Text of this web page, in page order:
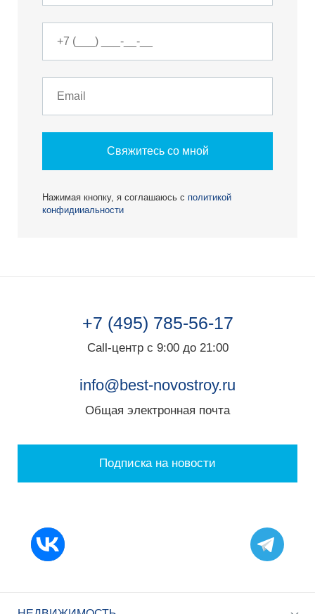
Свяжитесь со мной
Нажимая кнопку, я соглашаюсь с политикой
конфидииальности
+7 (495) 785-56-17
Call-центр с 9:00 до 21:00
info@best-novostroy.ru
Общая электронная почта
Подписка на новости